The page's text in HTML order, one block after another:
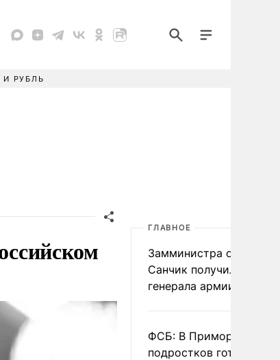
И РУБЛЬ
ГЛАВНОЕ
Замминистра обороны
Санчик получил звание
генерала армии
ФСБ: В Приморье трое
подростков готовили